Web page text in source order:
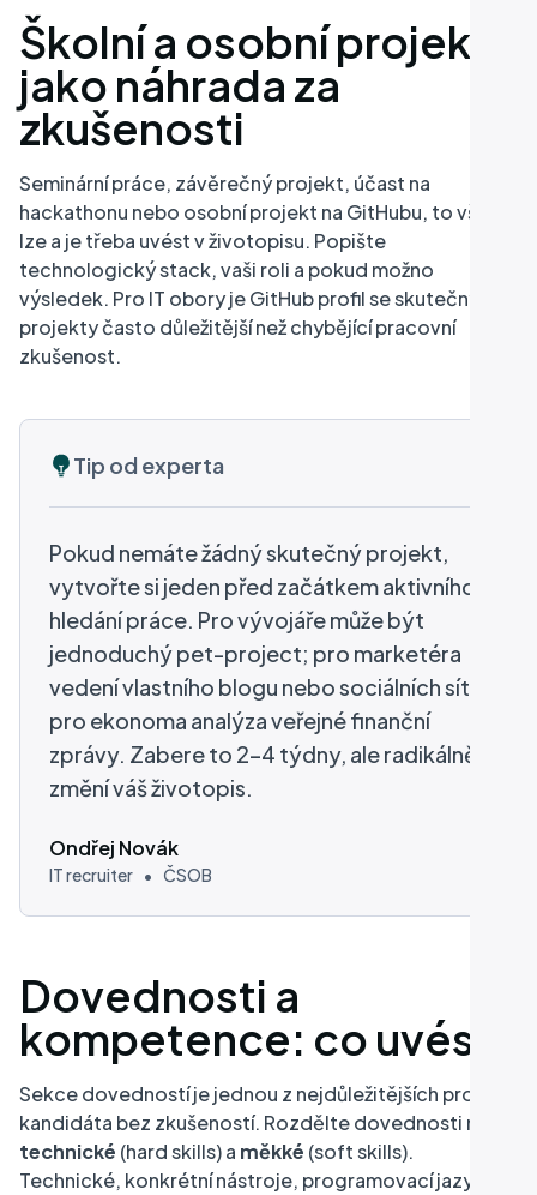
Školní a osobní projekty
jako náhrada za
zkušenosti
Seminární práce, závěrečný projekt, účast na
hackathonu nebo osobní projekt na GitHubu, to vše
lze a je třeba uvést v životopisu. Popište
technologický stack, vaši roli a pokud možno
výsledek. Pro IT obory je GitHub profil se skutečnými
projekty často důležitější než chybějící pracovní
zkušenost.
Tip od experta
Pokud nemáte žádný skutečný projekt,
vytvořte si jeden před začátkem aktivního
hledání práce. Pro vývojáře může být
jednoduchý pet-project; pro marketéra
vedení vlastního blogu nebo sociálních sítí;
pro ekonoma analýza veřejné finanční
zprávy. Zabere to 2–4 týdny, ale radikálně
změní váš životopis.
Ondřej Novák
IT recruiter • ČSOB
Dovednosti a
kompetence: co uvést
Sekce dovedností je jednou z nejdůležitějších pro
kandidáta bez zkušeností. Rozdělte dovednosti na
technické (hard skills) a měkké (soft skills).
Technické, konkrétní nástroje, programovací jazyky,